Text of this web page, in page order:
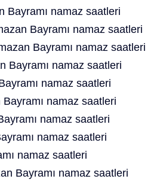
Bayramı namaz saatleri
Bayramı namaz saatleri
Bayramı namaz saatleri
Bayramı namaz saatleri
namaz saatleri
namaz saatleri
namaz saatleri
namaz saatleri
namaz saatleri
Bayramı namaz saatleri